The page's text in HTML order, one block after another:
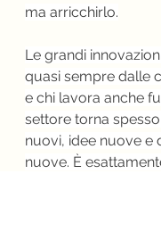
ma arricchirlo.
Le grandi
quasi sempre dalle
e chi lavora anche
settore torna
nuovi, idee nuove e
nuove. È